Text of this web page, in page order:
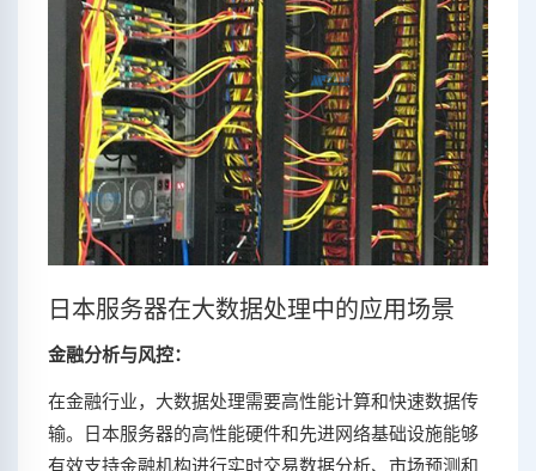
日本服务器在大数据处理中的应用场景
金融分析与风控：
在金融行业，大数据处理需要高性能计算和快速数据传
输。日本服务器的高性能硬件和先进网络基础设施能够
有效支持金融机构进行实时交易数据分析、市场预测和